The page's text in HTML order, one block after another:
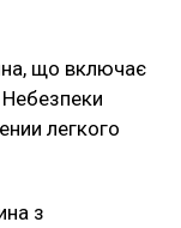
що включає
Небезпеки
легкого
з